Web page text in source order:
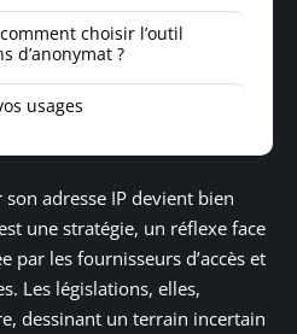
choisir l’outil
d’anonymat ?
usages
adresse IP devient bien
une stratégie, un réflexe face
par les fournisseurs d’accès et
Les législations, elles,
dessinant un terrain incertain